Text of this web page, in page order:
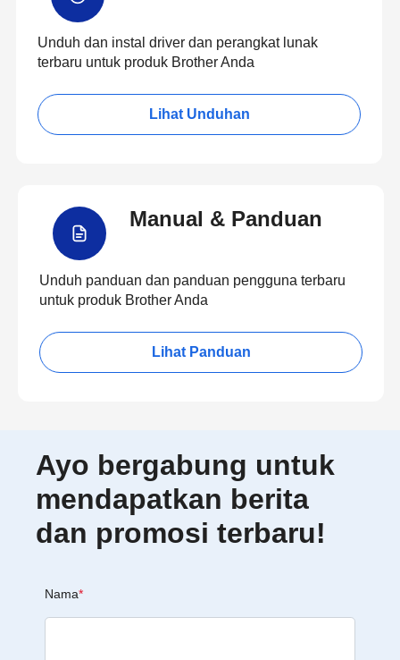
Unduh dan instal driver dan perangkat lunak
terbaru untuk produk Brother Anda
Lihat Unduhan
Manual & Panduan
Unduh panduan dan panduan pengguna terbaru
untuk produk Brother Anda
Lihat Panduan
Ayo bergabung untuk
mendapatkan berita
dan promosi terbaru!
Nama*